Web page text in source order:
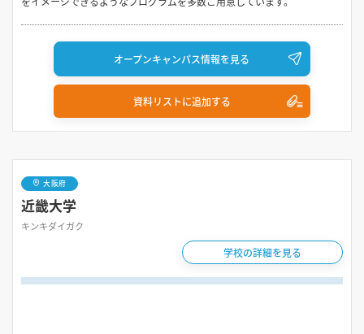
オープンキャンパス情報を見る
資料リストに追加する
大阪府
近畿大学
キンキダイガク
学校の詳細を見る